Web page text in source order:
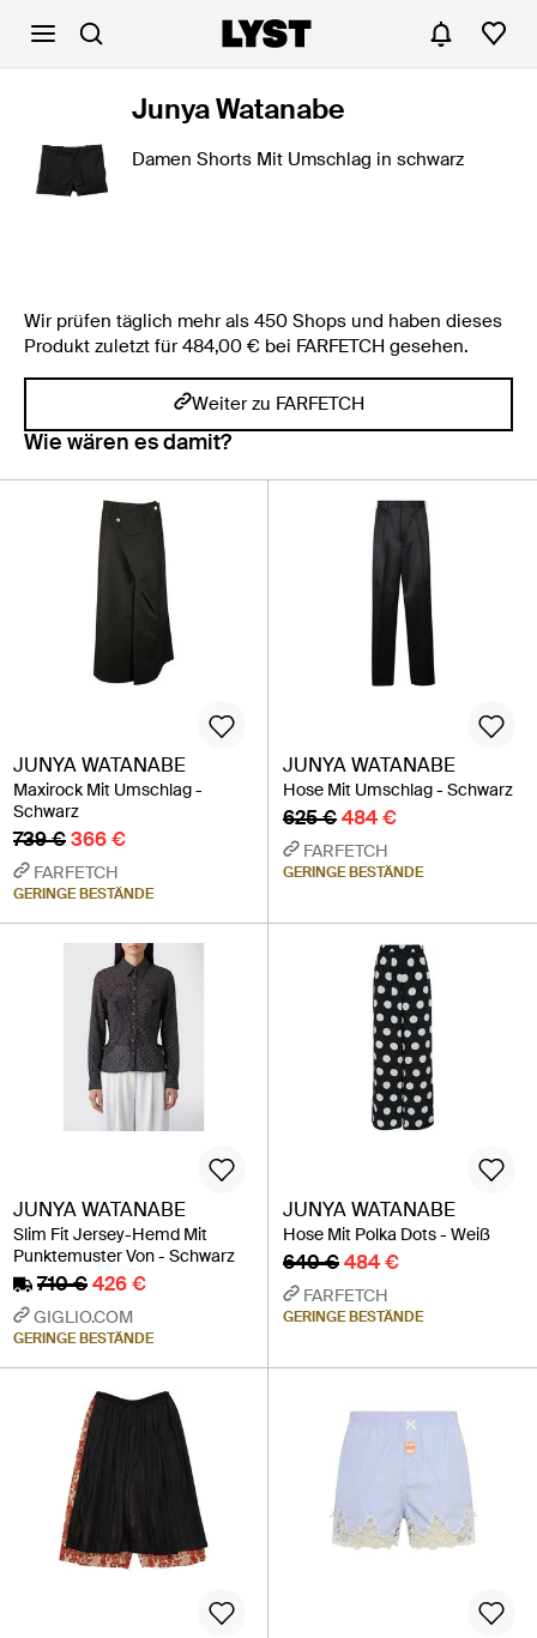
Junya Watanabe
Damen Shorts Mit Umschlag in schwarz
Wir prüfen täglich mehr als 450 Shops und haben dieses
Produkt zuletzt für 484,00 € bei FARFETCH gesehen.
Weiter zu FARFETCH
Wie wären es damit?
JUNYA WATANABE
Maxirock Mit Umschlag -
Schwarz
739 €366 €
FARFETCH
GERINGE BESTÄNDE
JUNYA WATANABE
Hose Mit Umschlag - Schwarz
625 €484 €
FARFETCH
GERINGE BESTÄNDE
JUNYA WATANABE
Slim Fit Jersey-Hemd Mit
Punktemuster Von - Schwarz
710 €426 €
GIGLIO.COM
GERINGE BESTÄNDE
JUNYA WATANABE
Hose Mit Polka Dots - Weiß
640 €484 €
FARFETCH
GERINGE BESTÄNDE